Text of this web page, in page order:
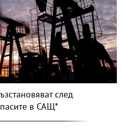
след
в САЩ*